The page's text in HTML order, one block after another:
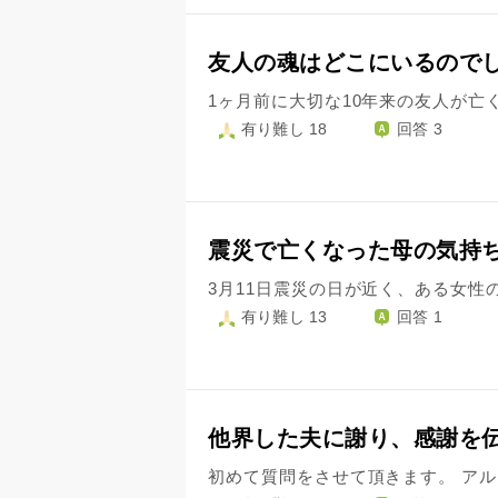
友人の魂はどこにいるので
有り難し 18 回答 3
震災で亡くなった母の気持
有り難し 13 回答 1
他界した夫に謝り、感謝を